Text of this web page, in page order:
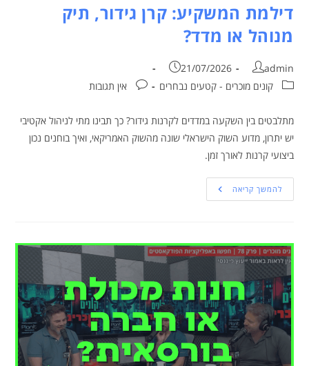
דילמת המשקיע: קרן גידור, תיק
מנוהל או מדד?
admin
21/07/2026
קונים מוכרים - קטעים נבחרים
אין תגובות
מתלבטים בין השקעה במדדים לקרנות גידור? כך תבינו מתי לניהול אקטיבי
יש יתרון, מדוע השוק הישראלי שונה מהשוק האמריקאי, ואיך בוחנים נכון
ביצועי קרנות לאורך זמן.
להמשך קריאה